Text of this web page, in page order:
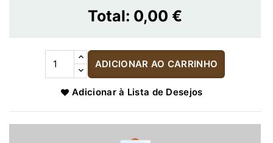
Total: 0,00 €
ADICIONAR AO CARRINHO
Adicionar à Lista de Desejos